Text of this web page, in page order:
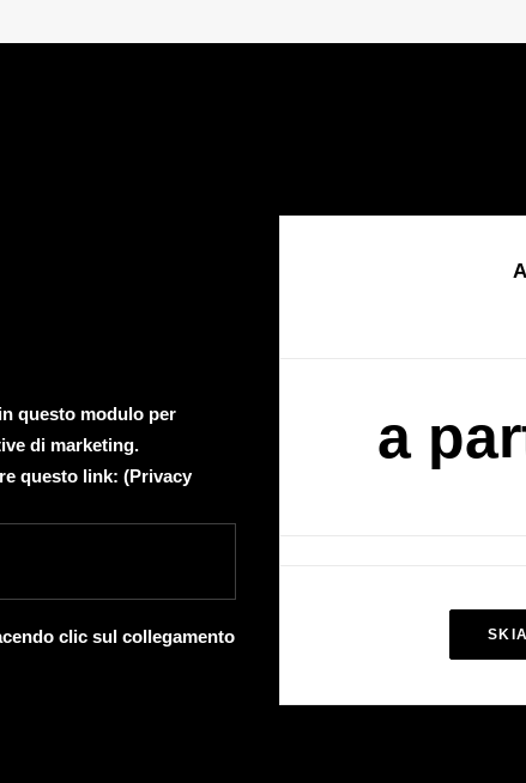
questo modulo per
di marketing.
questo link: (Privacy
clic sul collegamento
a